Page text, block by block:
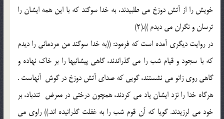
خويش را از آتش دوزخ مى طلبيدند، به خدا سوگند كه با اين همه ايشان را
ترسان و نگران مى ديدم )).(2)
در روايت ديگرى آمده است كه فرمود: ((به خدا سوگند من مردمانى را ديدم
كه با سجود و قيام شب را مى گذراندند، گاهى پيشانيها را بر خاك نهاده و
گاهى روى زانو مى نشستند، گويى كه صداى آتش دوزخ در گوش ‍ آنهاست .
هرگاه خدا را نزد ايشان ياد مى كردند، همچون درختى در معرض ‍ تندباد، بر
خود مى لرزيدند. گويا كه آن قوم شب را به غفلت گذرانيده اند.)) راوى مى